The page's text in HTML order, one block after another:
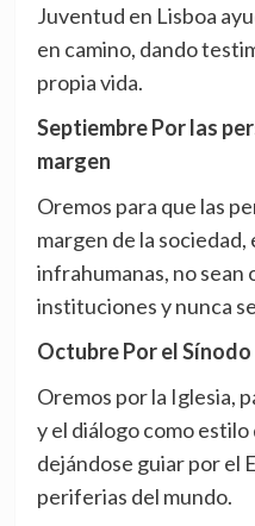
Juventud en Lisboa
en camino, dando
propia vida.
Septiembre Por las
margen
Oremos para que las
margen de la
infrahumanas, no sean
instituciones y nunca
Octubre Por el Sínodo
Oremos por la Iglesia,
y el diálogo como estilo
dejándose guiar por el
periferias del mundo.